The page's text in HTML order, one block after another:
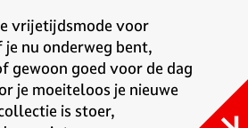
vrijetijdsmode voor
nu onderweg bent,
gewoon goed voor de dag
je moeiteloos je nieuwe
is stoer,